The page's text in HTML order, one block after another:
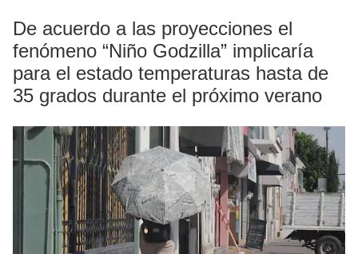
De acuerdo a las proyecciones el
fenómeno “Niño Godzilla” implicaría
para el estado temperaturas hasta de
35 grados durante el próximo verano